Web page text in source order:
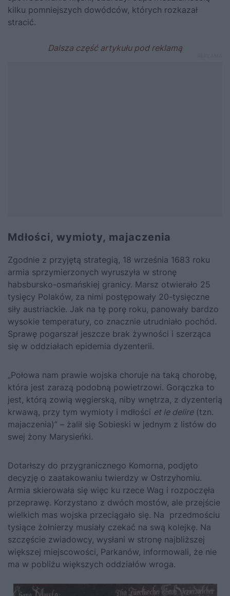
kilku pomniejszych dowódców, których rozkazał
stracić.
Mdłości, wymioty, majaczenia
Zgodnie z przyjętą strategią, 18 września 1683 roku
armia sprzymierzonych wyruszyła w stronę
habsbursko-osmańskiej granicy. Marsz otwierało 25
tysięcy Polaków, za nimi postępowały 20-tysięczne
siły austriackie. Jak na tę porę roku, panowały bardzo
wysokie temperatury, co znacznie utrudniało pochód.
Sprawę pogarszał jeszcze brak żywności i szerząca
się w oddziałach epidemia dyzenterii.
„Połowa nam prawie wojska choruje na taką chorobę,
która jest zarazą podobną powietrzowi. Gorączka to
jest, którą zowią węgierską, niby wnętrza, z dyzenterią
krwawą, przy tym wymioty i mdłości et le delire(tzn.
majaczenia)” – żalił się Sobieski w jednym z listów do
swej żony Marysieńki.
Dotarłszy do przygranicznego Komorna, podjęto
decyzję o zaatakowaniu twierdzy w Ostrzyhomiu.
Armia skierowała się więc ku rzece Wag i rozpoczęła
przeprawę. Korzystano z dwóch mostów, ale przejście
wielkich mas wojska przeciągało się. Na przedmościu
tysiące żołnierzy musiały czekać na swą kolejkę. Na
szczęście zwiadowcy, wysłani w stronę najbliższej
większej miejscowości, Parkanów, informowali, że nie
ma w pobliżu większych oddziałów wroga.